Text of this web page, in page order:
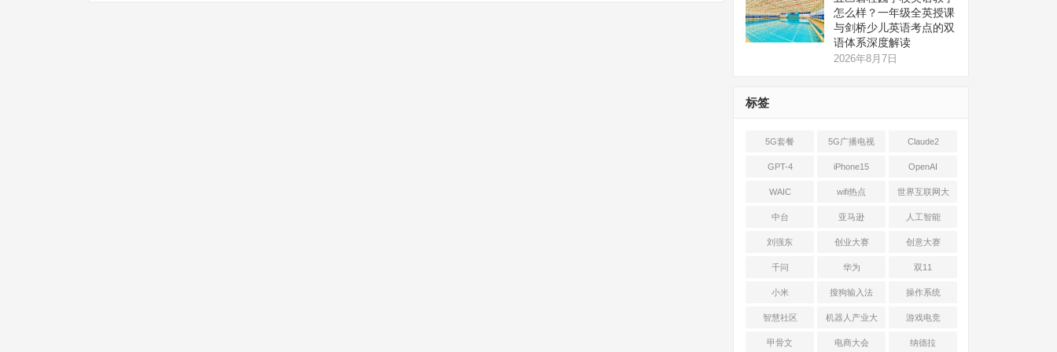
怎么样？一年级全英授课
与剑桥少儿英语考点的双
语体系深度解读
2026年8月7日
标签
5G套餐 5G广播电视 Claude2
GPT-4 iPhone15 OpenAI
WAIC wifi热点 世界互联网大
会
中台 亚马逊 人工智能
刘强东 创业大赛 创意大赛
千问 华为 双11
小米 搜狗输入法 操作系统
智慧社区 机器人产业大
会
游戏电竞
甲骨文 电商大会 纳德拉